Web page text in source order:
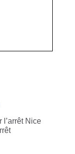
l’arrêt Nice